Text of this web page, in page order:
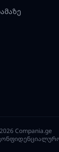
Compania.ge